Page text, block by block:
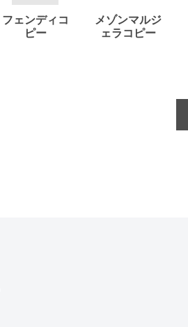
フェンディコ
ピー
メゾンマルジ
ェラコピー